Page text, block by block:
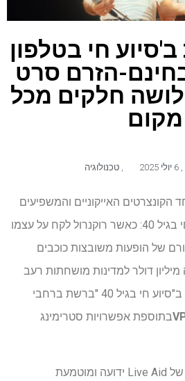
חי בטלפון
בחינם-הזרם סרט
חלקים מכל
מקום
טכנולוגיה
האייקוניים והמשפיעים
ביותר בכל הזמנים, "סיוע חי בגיל 40: כאשר רוקנרול לקח על עצמו
של הופעות משובצות כוכבים
דולר למדינות מושחתות רעב
באפריקה. כך תוכלו לצפות ב"סיוע חי בגיל 40 "ברשת ברחבי
בתוספת אפשרויות סטרימינג
בעוד שחלק גדול מהאגדה של Live Aid ידועה ומוטמעת